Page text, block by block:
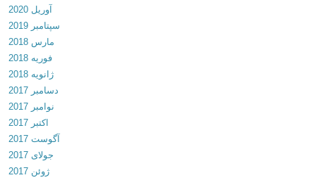
1
6
0
1
2
2
ا
آوریل 2020
سپتامبر 2019
مارس 2018
فوریه 2018
ژانویه 2018
دسامبر 2017
نوامبر 2017
آگوست 2017
جولای 2017
ژوئن 2017